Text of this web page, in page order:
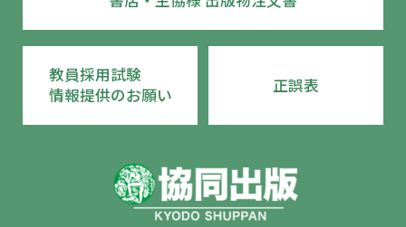
第１節 学級経営
第２節 生徒指導
第４節 その他のさまざまな活動
第８章 教職の課題 教師の悩み
教員採用試験
情報提供のお願い
正誤表